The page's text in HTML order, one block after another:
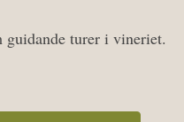
turer i vineriet.